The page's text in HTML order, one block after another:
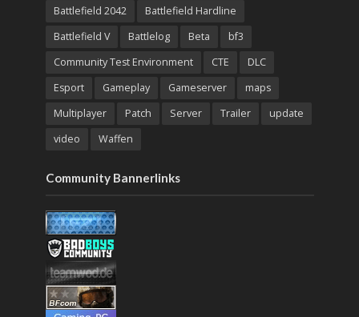
Battlefield 2042
Battlefield Hardline
Battlefield V
Battlelog Beta
bf3
Community Test Environment
CTE
DLC
Esport
Gameplay Gameserver
maps
Multiplayer
Patch Server Trailer
update
video
Waffen
Community Bannerlinks